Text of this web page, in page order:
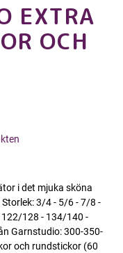
EXTRA
OCH
i det mjuka sköna
3/4 - 5/6 - 7/8 -
128 - 134/140 -
Garnstudio: 300-350-
och rundstickor (60